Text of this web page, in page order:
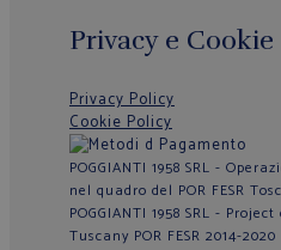
Privacy e Cookie
Privacy Policy
Cookie Policy
POGGIANTI 1958 SRL -
nel quadro del POR FESR
POGGIANTI 1958 SRL -
Tuscany POR FESR 2014-2020